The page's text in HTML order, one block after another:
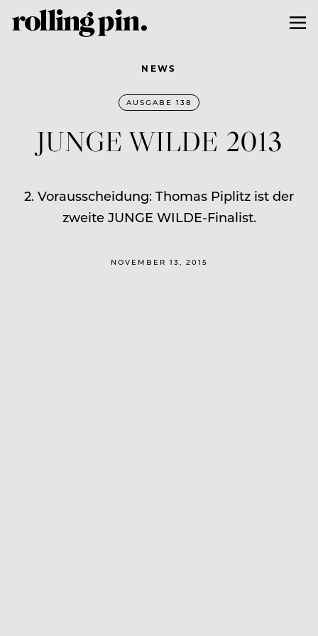
NEWS
AUSGABE 138
JUNGE WILDE 2013
2. Vorausscheidung: Thomas Piplitz ist der
zweite JUNGE WILDE-Finalist.
NOVEMBER 13, 2015